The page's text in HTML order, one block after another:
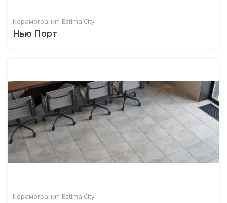
Керамогранит Estima City
Нью Порт
Керамогранит Estima City